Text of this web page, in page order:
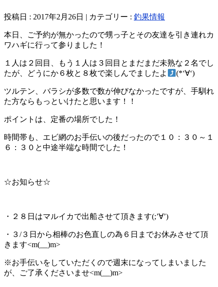
投稿日 : 2017年2月26日 | カテゴリー : 釣果情報
本日、ご予約が無かったので甥っ子とその友達を引き連れカ
ワハギに行って参りました！
１人は２回目、もう１人は３回目とまだまだ未熟な２名でし
たが、どうにか６枚と８枚で楽しんでましたよ
(*‘∀‘)
ツルテン、バラシが多数で数が伸びなかったですが、手馴れ
た方ならもっといけたと思います！！
ポイントは、定番の場所でした！
時間帯も、エビ網のお手伝いの後だったので１０：３０～１
６：３０と中途半端な時間でした！
☆お知らせ☆
・２８日はマルイカで出船させて頂きます(;’∀’)
・３/３日から相棒のお色直しの為６日までお休みさせて頂
きます<m(__)m>
※お手伝いをしていただくので週末になってしまいました
が、ご了承くださいませ<m(__)m>